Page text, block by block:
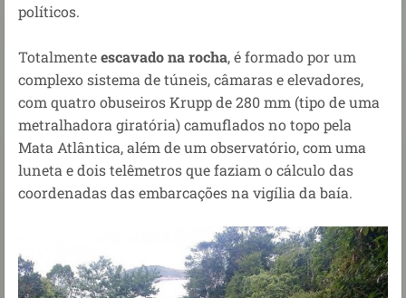
políticos.
Totalmenteescavado na rocha, é formado por um
complexo sistema de túneis, câmaras e elevadores,
com quatro obuseiros Krupp de 280 mm (tipo de uma
metralhadora giratória) camuflados no topo pela
Mata Atlântica, além de um observatório, com uma
luneta e dois telêmetros que faziam o cálculo das
coordenadas das embarcações na vigília da baía.